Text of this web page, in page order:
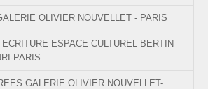
OLIVIER NOUVELLET - PARIS
ESPACE CULTUREL BERTIN
PARIS
GALERIE OLIVIER NOUVELLET-